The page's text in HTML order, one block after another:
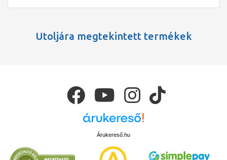
Utoljára megtekintett termékek
Árukereső.hu